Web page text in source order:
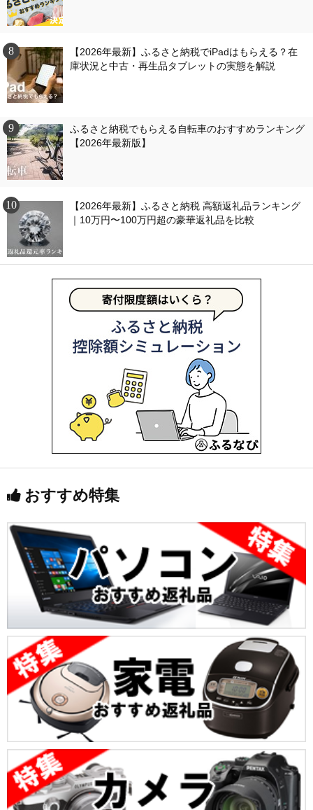
【2026年最新】ふるさと納税でiPadはもらえる？在
庫状況と中古・再生品タブレットの実態を解説
ふるさと納税でもらえる自転車のおすすめランキング
【2026年最新版】
【2026年最新】ふるさと納税 高額返礼品ランキング
｜10万円〜100万円超の豪華返礼品を比較
おすすめ特集